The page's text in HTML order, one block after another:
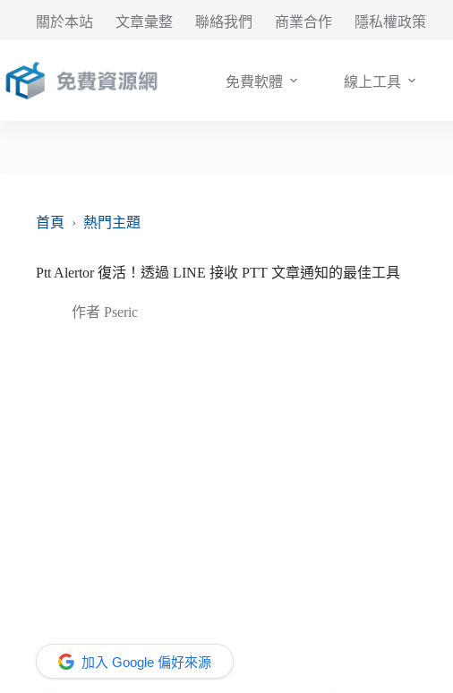
要
內
關於本站 文章彙整 聯絡我們 商業合作 隱私權政策
免費軟體 線上工具
首頁 › 熱門主題
Ptt Alertor 復活！透過 LINE 接收 PTT 文章通知的最佳工具
作者 Pseric
加入 Google 偏好來源